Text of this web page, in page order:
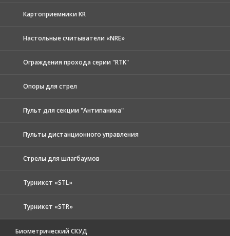
Картоприемники KR
Настольные считыватели «NRE»
Ограждения прохода серии "RTK"
Опоры для стрел
Пульт для секции "Антипаника"
Пульты дистанционного управления
Стрелы для шлагбаумов
Турникет «STL»
Турникет «STR»
Биометрический СКУД